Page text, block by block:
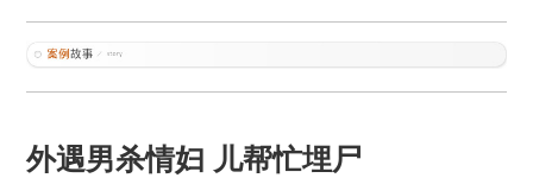
外遇男杀情妇 儿帮忙埋尸